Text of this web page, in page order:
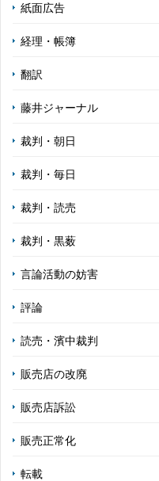
紙面広告
経理・帳簿
翻訳
藤井ジャーナル
裁判・朝日
裁判・毎日
裁判・読売
裁判・黒薮
言論活動の妨害
評論
読売・濱中裁判
販売店の改廃
販売店訴訟
販売正常化
転載